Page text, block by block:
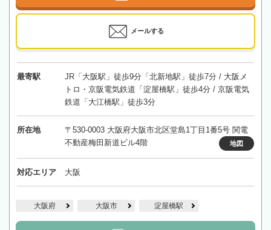
メールする
最寄駅
JR「大阪駅」徒歩9分「北新地駅」徒歩7分 / 大阪メ
トロ・京阪電気鉄道「淀屋橋駅」徒歩4分 / 京阪電気
鉄道「大江橋駅」徒歩3分
所在地
〒530-0003 大阪府大阪市北区堂島1丁目1番5号 関電
不動産梅田新道ビル4階
地図
対応エリア 大阪
大阪府 大阪市 淀屋橋駅